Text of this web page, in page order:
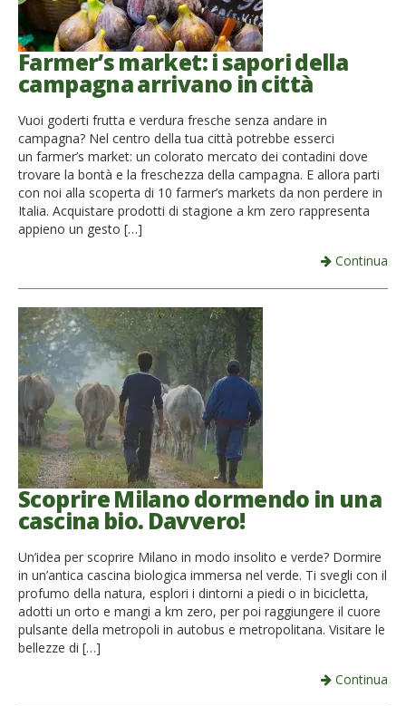
Farmer’s market: i sapori della
campagna arrivano in città
Vuoi goderti frutta e verdura fresche senza andare in
campagna? Nel centro della tua città potrebbe esserci
un farmer’s market: un colorato mercato dei contadini dove
trovare la bontà e la freschezza della campagna. E allora parti
con noi alla scoperta di 10 farmer’s markets da non perdere in
Italia. Acquistare prodotti di stagione a km zero rappresenta
appieno un gesto […]
Continua
Scoprire Milano dormendo in una
cascina bio. Davvero!
Un’idea per scoprire Milano in modo insolito e verde? Dormire
in un’antica cascina biologica immersa nel verde. Ti svegli con il
profumo della natura, esplori i dintorni a piedi o in bicicletta,
adotti un orto e mangi a km zero, per poi raggiungere il cuore
pulsante della metropoli in autobus e metropolitana. Visitare le
bellezze di […]
Continua